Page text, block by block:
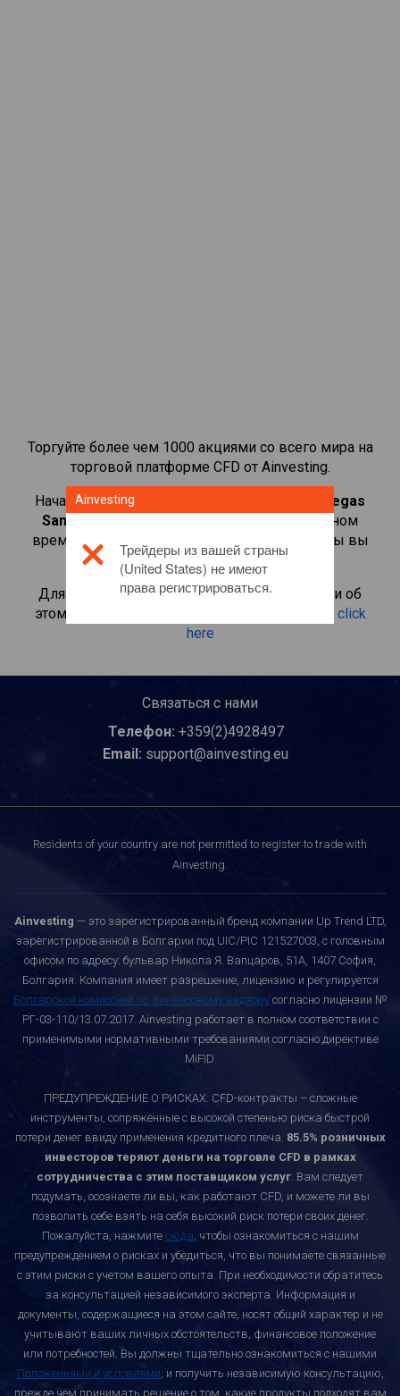
Торгуйте более чем 1000 акциями со всего мира на
торговой платформе CFD от Ainvesting.
Начать торговать CFD-контрактами на
Las Vegas
Sands
. Просматривайте котировки в реальном
времени и получайте дивиденды, как если бы вы
владели самой акцией.
Для получения дополнительной информации об
этом инвестиционном продукте, пожалуйста click
here
Связаться с нами
Телефон: +359(2)4928497
Email: support@ainvesting.eu
Residents of your country are not permitted to register to trade with
Ainvesting.
Ainvesting — это зарегистрированный бренд компании Up Trend LTD,
зарегистрированной в Болгарии под UIC/PIC 121527003, с головным
офисом по адресу: бульвар Никола Я. Вапцаров, 51A, 1407 София,
Болгария. Компания имеет разрешение, лицензию и регулируется
Болгарской комиссией по финансовому надзору согласно лицензии №
РГ-03-110/13.07.2017. Ainvesting работает в полном соответствии с
применимыми нормативными требованиями согласно директиве
MiFID.
ПРЕДУПРЕЖДЕНИЕ О РИСКАХ: CFD-контракты – сложные
инструменты, сопряжённые с высокой степенью риска быстрой
потери денег ввиду применения кредитного плеча. 85.5% розничных
инвесторов теряют деньги на торговле CFD в рамках
сотрудничества с этим поставщиком услуг. Вам следует
подумать, осознаете ли вы, как работают CFD, и можете ли вы
позволить себе взять на себя высокий риск потери своих денег.
Пожалуйста, нажмите сюда, чтобы ознакомиться с нашим
предупреждением о рисках и убедиться, что вы понимаете связанные
с этим риски с учетом вашего опыта. При необходимости обратитесь
за консультацией независимого эксперта. Информация и
документы, содержащиеся на этом сайте, носят общий характер и не
учитывают ваших личных обстоятельств, финансовое положение
или потребностей. Вы должны тщательно ознакомиться с нашими
Положениями и условиями, и получить независимую консультацию,
прежде чем принимать решение о том, какие продукты подходят вам
Ainvesting
Трейдеры из вашей страны
(United States) не имеют
права регистрироваться.